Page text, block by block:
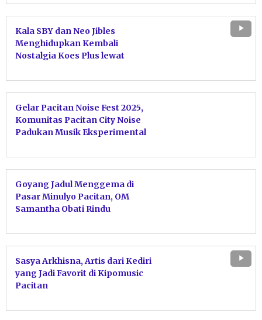
Kala SBY dan Neo Jibles
Menghidupkan Kembali
Nostalgia Koes Plus lewat
Gelar Pacitan Noise Fest 2025,
Komunitas Pacitan City Noise
Padukan Musik Eksperimental
Goyang Jadul Menggema di
Pasar Minulyo Pacitan, OM
Samantha Obati Rindu
Sasya Arkhisna, Artis dari Kediri
yang Jadi Favorit di Kipomusic
Pacitan